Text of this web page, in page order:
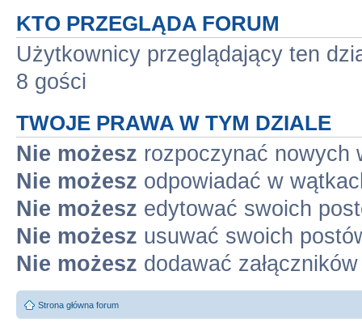
KTO PRZEGLĄDA FORUM
Użytkownicy przeglądający ten
8 gości
TWOJE PRAWA W TYM DZIALE
Nie możesz rozpoczynać nowych
Nie możesz odpowiadać w
Nie możesz edytować swoich
Nie możesz usuwać swoich
Nie możesz dodawać załączników
Strona główna forum